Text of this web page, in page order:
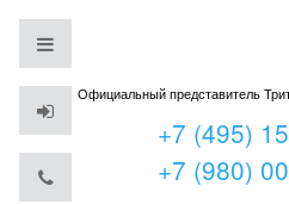
Официальный представитель
+7 (495)
+7 (980)